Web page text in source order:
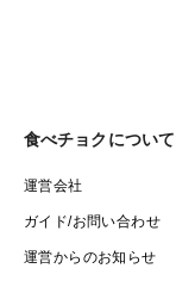
食べチョクについて
運営会社
ガイド/お問い合わせ
運営からのお知らせ